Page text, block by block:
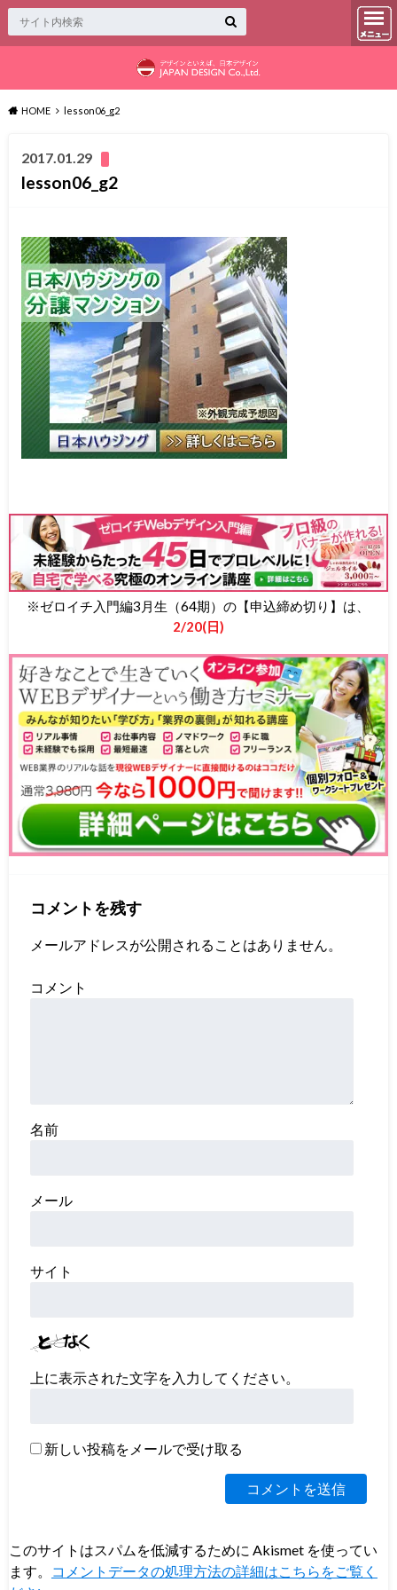
HOME lesson06_g2
2017.01.29
lesson06_g2
※ゼロイチ入門編3月生（64期）の【申込締め切り】は、
2/20(日)
コメントを残す
メールアドレスが公開されることはありません。
コメント
名前
メール
サイト
上に表示された文字を入力してください。
新しい投稿をメールで受け取る
このサイトはスパムを低減するために Akismet を使ってい
ます。
コメントデータの処理方法の詳細はこちらをご覧く